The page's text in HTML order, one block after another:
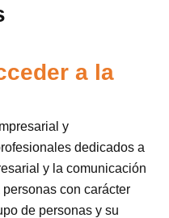
a la
y
dedicados a
y la comunicación
con carácter
de personas y su